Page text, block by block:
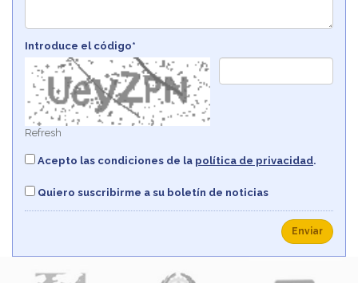
Introduce el código*
Refresh
Acepto las condiciones de la política de privacidad.
Quiero suscribirme a su boletín de noticias
Enviar